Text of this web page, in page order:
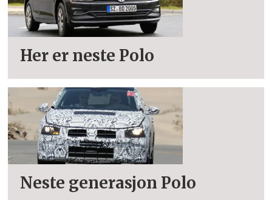
Her er neste Polo
Neste generasjon Polo